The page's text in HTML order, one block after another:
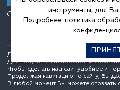
Пн.-Пт. 10.00-20.00,
Сб.-Вс. 10.00-18.00
Данный интернет сайт носит
Для получения подробной
Чтобы сделать наш сайт удобнее и
Продолжая навигацию по сайту, Вы
В любой момент Вы можете отозвать
инструменты, для
Подробнее: политика